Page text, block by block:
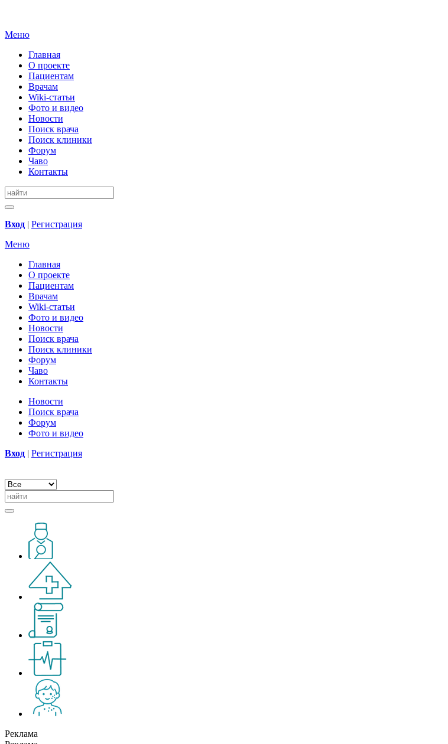
Меню
Главная
О проекте
Пациентам
Врачам
Wiki-статьи
Фото и видео
Новости
Поиск врача
Поиск клиники
Форум
Чаво
Контакты
Вход | Регистрация
Меню
Главная
О проекте
Пациентам
Врачам
Wiki-статьи
Фото и видео
Новости
Поиск врача
Поиск клиники
Форум
Чаво
Контакты
Новости
Поиск врача
Форум
Фото и видео
Вход | Регистрация
Реклама